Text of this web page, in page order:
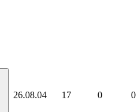
26.08.04 17 0 0